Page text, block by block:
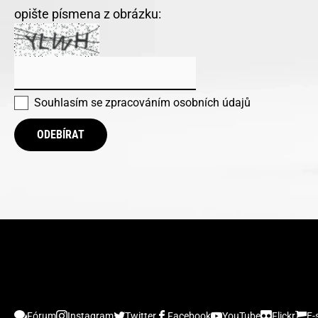
opište písmena z obrázku:
Souhlasím se zpracováním osobních údajů
ODEBÍRAT